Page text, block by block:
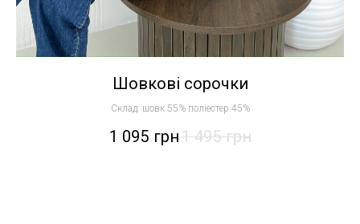
Шовкові сорочки
Склад: шовк 55% поліестер 45%
1 095 грн1 495 грн